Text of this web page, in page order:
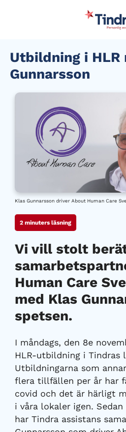
Utbildning i HLR
Gunnarsson
Klas Gunnarsson driver About Human Care
2 minuters läsning
Vi vill stolt
Human Care
med Klas
spetsen.
I måndags, den 8e
HLR-utbildning i Tindras
Utbildningarna som
flera tillfällen per år har
covid och det är härligt
i våra lokaler igen.
har Tindra assistans